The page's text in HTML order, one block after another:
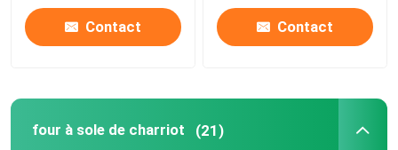
Chauffure à ascenseur
Four de traitement thermique
Contact Contact
four à sole de charriot (21)